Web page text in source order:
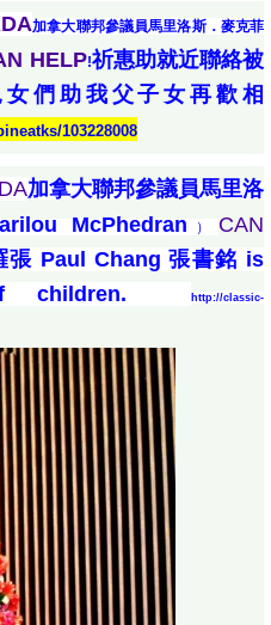
加拿大聯邦參議員馬里洛斯．麥克菲
HELP!祈惠助就近聯絡被
們助我父子女再歡相
103228008
加拿大聯邦參議員馬里洛
McPhedran ） CAN
張 Paul Chang 張書銘 is
of children.
http://classic-